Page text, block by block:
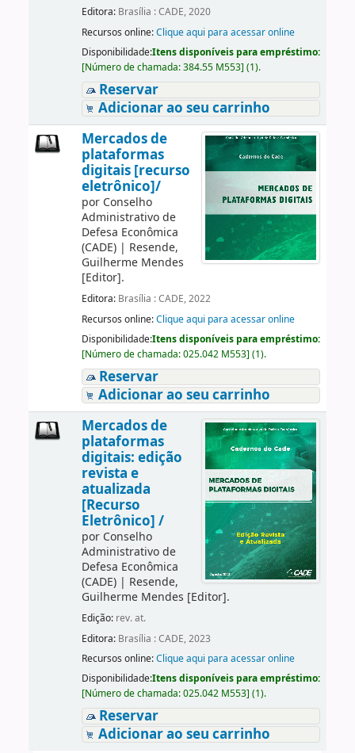
Editora: Brasília : CADE, 2020
Recursos online:Clique aqui para acessar online
Disponibilidade:Itens disponíveis para empréstimo:
[Número de chamada:384.55 M553] (1).
Reservar
Adicionar ao seu carrinho
Mercados de
plataformas
digitais [recurso
eletrônico]/
por Conselho
Administrativo de
Defesa Econômica
(CADE)| Resende,
Guilherme Mendes
[Editor].
Editora: Brasília : CADE, 2022
Recursos online:Clique aqui para acessar online
Disponibilidade:Itens disponíveis para empréstimo:
[Número de chamada:025.042 M553] (1).
Reservar
Adicionar ao seu carrinho
Mercados de
plataformas
digitais: edição
revista e
atualizada
[Recurso
Eletrônico] /
por Conselho
Administrativo de
Defesa Econômica
(CADE)| Resende,
Guilherme Mendes [Editor].
Edição: rev. at.
Editora: Brasília : CADE, 2023
Recursos online:Clique aqui para acessar online
Disponibilidade:Itens disponíveis para empréstimo:
[Número de chamada:025.042 M553] (1).
Reservar
Adicionar ao seu carrinho